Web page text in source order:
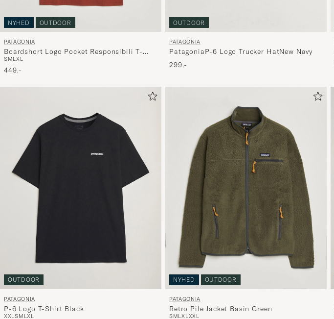
NYHED OUTDOOR
PATAGONIA
Boardshort Logo Pocket Responsibili T-
Shirt Rusty Red
SMLXL
449,-
OUTDOOR
PATAGONIA
PatagoniaP-6 Logo Trucker HatNew Navy
299,-
OUTDOOR
PATAGONIA
P-6 Logo T-Shirt Black
XXLSM LXL
NYHED OUTDOOR
PATAGONIA
Retro Pile Jacket Basin Green
SMLXL XXL